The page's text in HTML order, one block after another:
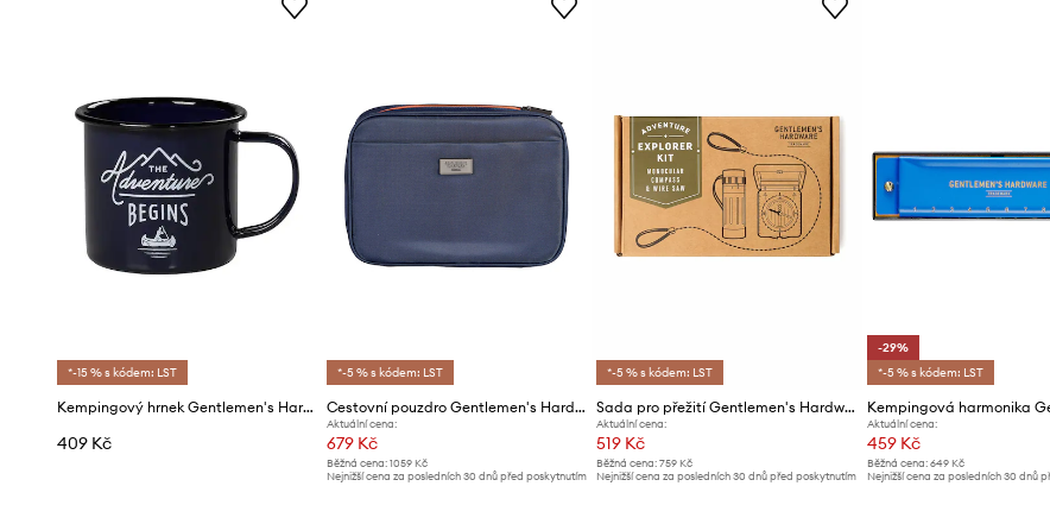
*-15 % s kódem: LST
Kempingový hrnek Gentlemen's Hardware 325 ml
409 Kč
*-5 % s kódem: LST
Cestovní pouzdro Gentlemen's Hardware Travel Tech Case
Aktuální cena:
679 Kč
Běžná cena:1059 Kč
Nejnižší cena za posledních 30 dnů před poskytnutím
*-5 % s kódem: LST
Sada pro přežití Gentlemen's Hardware Explorer Kit
Aktuální cena:
519 Kč
Běžná cena: 759 Kč
Nejnižší cena za posledních 30 dnů před poskytnutím
-29%
*-5 % s kódem: LST
Aktuální cena:
459 Kč
Běžná cena: 649 Kč
Nejnižší cena za posledních 30 dnů